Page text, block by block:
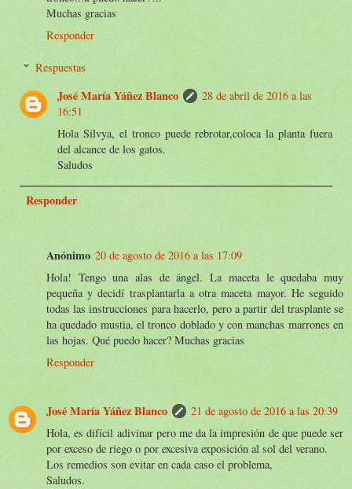
Muchas gracias
Responder
Respuestas
José María Yáñez Blanco
28 de abril de 2016 a las
16:51
Hola Silvya, el tronco puede rebrotar,coloca la planta fuera
del alcance de los gatos.
Saludos
Responder
Anónimo 20 de agosto de 2016 a las 17:09
Hola! Tengo una alas de ángel. La maceta le quedaba muy
pequeña y decidí trasplantarla a otra maceta mayor. He seguido
todas las instrucciones para hacerlo, pero a partir del trasplante se
ha quedado mustia, el tronco doblado y con manchas marrones en
las hojas. Qué puedo hacer? Muchas gracias
Responder
José María Yáñez Blanco
21 de agosto de 2016 a las 20:39
Hola, es difícil adivinar pero me da la impresión de que puede ser
por exceso de riego o por excesiva exposición al sol del verano.
Los remedios son evitar en cada caso el problema,
Saludos.